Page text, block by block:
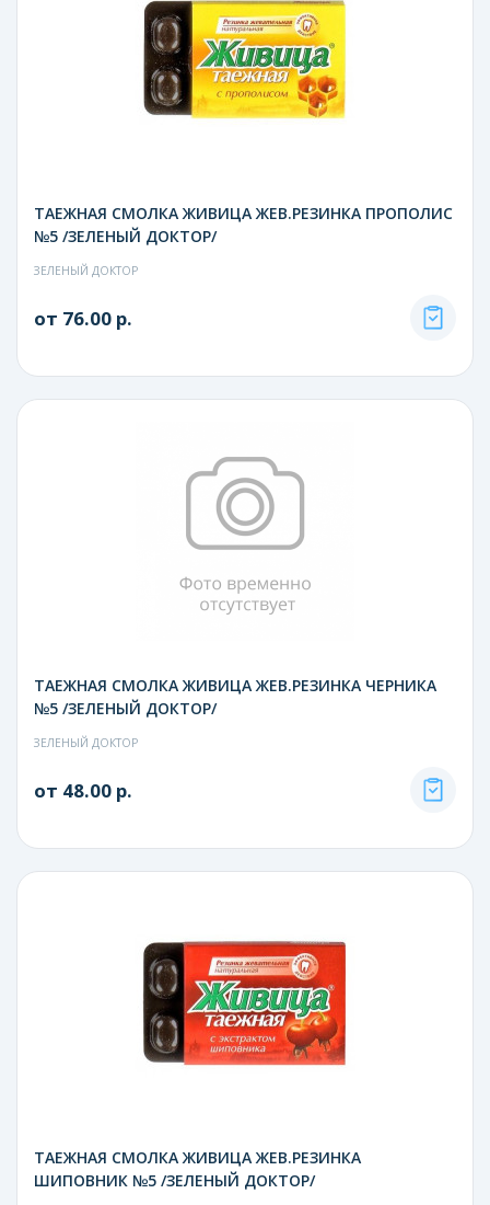
ТАЕЖНАЯ СМОЛКА ЖИВИЦА ЖЕВ.РЕЗИНКА ПРОПОЛИС
№5 /ЗЕЛЕНЫЙ ДОКТОР/
ЗЕЛЕНЫЙ ДОКТОР
от 76.00 р.
ТАЕЖНАЯ СМОЛКА ЖИВИЦА ЖЕВ.РЕЗИНКА ЧЕРНИКА
№5 /ЗЕЛЕНЫЙ ДОКТОР/
ЗЕЛЕНЫЙ ДОКТОР
от 48.00 р.
ТАЕЖНАЯ СМОЛКА ЖИВИЦА ЖЕВ.РЕЗИНКА
ШИПОВНИК №5 /ЗЕЛЕНЫЙ ДОКТОР/